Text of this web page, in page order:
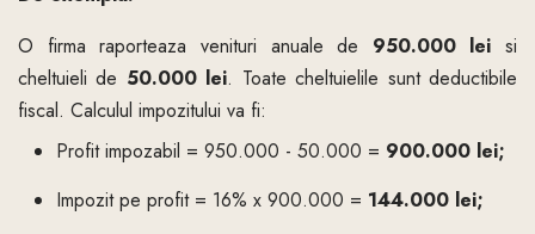
O firma raporteaza venituri anuale de 950.000 lei si
cheltuieli de 50.000 lei. Toate cheltuielile sunt deductibile
fiscal. Calculul impozitului va fi:
Profit impozabil = 950.000 - 50.000 = 900.000 lei;
Impozit pe profit = 16% x 900.000 = 144.000 lei;